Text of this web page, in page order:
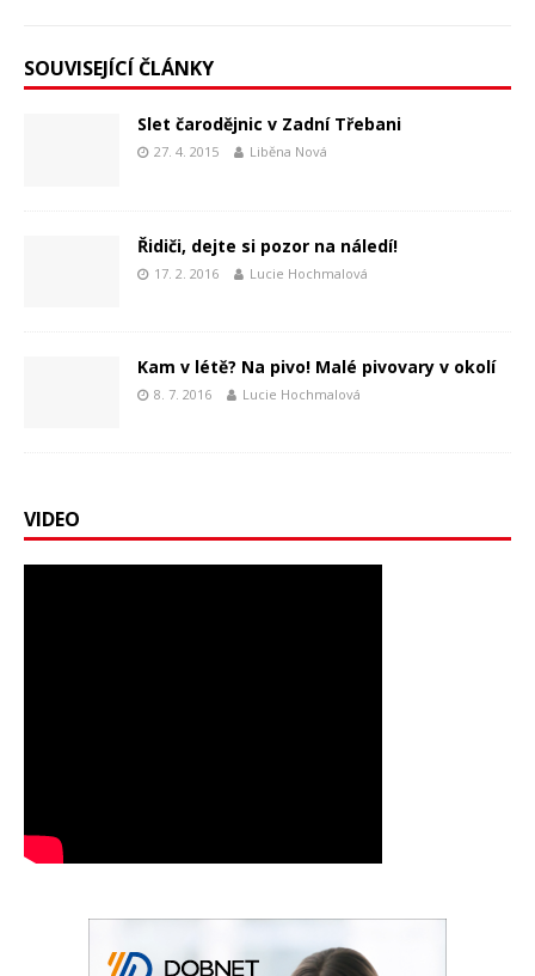
SOUVISEJÍCÍ ČLÁNKY
Slet čarodějnic v Zadní Třebani
27. 4. 2015 Liběna Nová
Řidiči, dejte si pozor na náledí!
17. 2. 2016 Lucie Hochmalová
Kam v létě? Na pivo! Malé pivovary v okolí
8. 7. 2016 Lucie Hochmalová
VIDEO